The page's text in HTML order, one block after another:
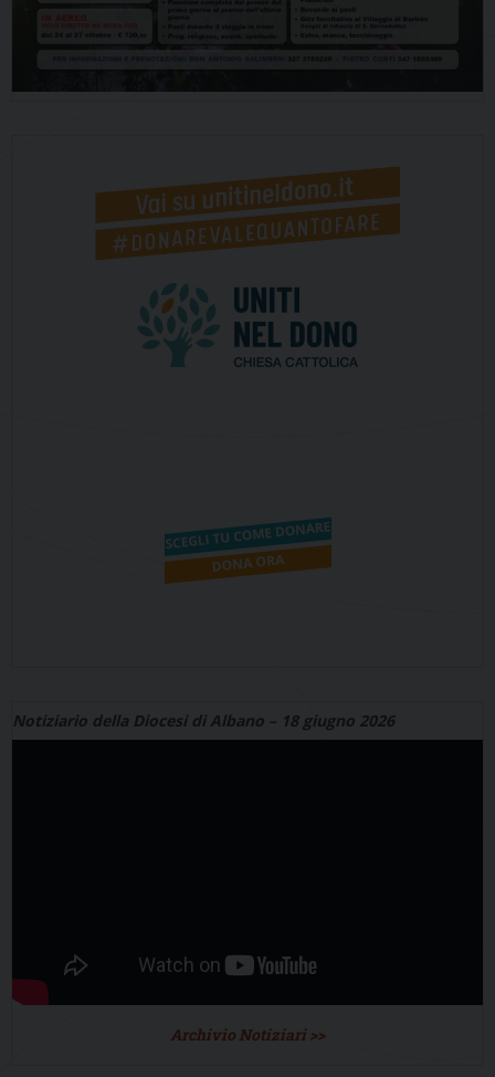
Notiziario della Diocesi di Albano – 18 giugno 2026
Archivio Notiziari >>